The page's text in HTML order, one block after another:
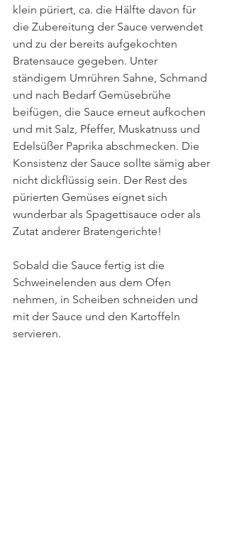
klein püriert, ca. die Hälfte davon für
die Zubereitung der Sauce verwendet
und zu der bereits aufgekochten
Bratensauce gegeben. Unter
ständigem Umrühren Sahne, Schmand
und nach Bedarf Gemüsebrühe
beifügen, die Sauce erneut aufkochen
und mit Salz, Pfeffer, Muskatnuss und
Edelsüßer Paprika abschmecken. Die
Konsistenz der Sauce sollte sämig aber
nicht dickflüssig sein. Der Rest des
pürierten Gemüses eignet sich
wunderbar als Spagettisauce oder als
Zutat anderer Bratengerichte!
Sobald die Sauce fertig ist die
Schweinelenden aus dem Ofen
nehmen, in Scheiben schneiden und
mit der Sauce und den Kartoffeln
servieren.